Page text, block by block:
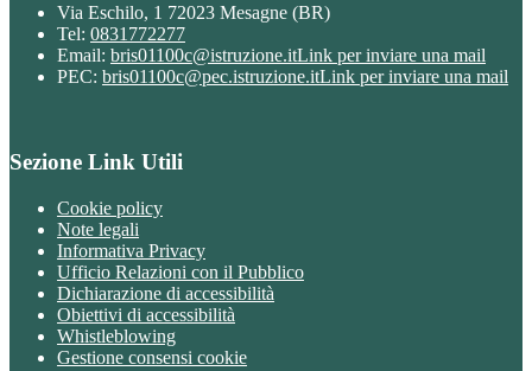
Via Eschilo, 1 72023 Mesagne (BR)
Tel: 0831772277
Email: bris01100c@istruzione.itLink per inviare una mail
PEC: bris01100c@pec.istruzione.itLink per inviare una mail
Sezione Link Utili
Cookie policy
Note legali
Informativa Privacy
Ufficio Relazioni con il Pubblico
Dichiarazione di accessibilità
Obiettivi di accessibilità
Whistleblowing
Gestione consensi cookie